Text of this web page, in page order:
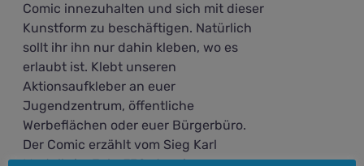
Comic innezuhalten und sich mit dieser
Kunstform zu beschäftigen. Natürlich
sollt ihr ihn nur dahin kleben, wo es
erlaubt ist. Klebt unseren
Aktionsaufkleber an euer
Jugendzentrum, öffentliche
Werbeflächen oder euer Bürgerbüro.
Der Comic erzählt vom Sieg Karl